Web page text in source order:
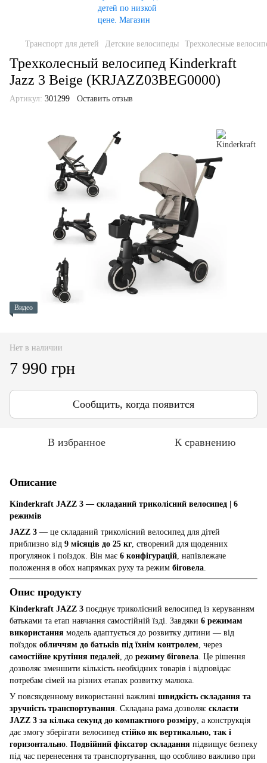
Транспорт для детей Детские велосипеды Трехколесные
Трехколесный велосипед Kinderkraft
Jazz 3 Beige (KRJAZZ03BEG0000)
Артикул: 301299 Оставить отзыв
Видео
Нет в наличии
7 990 грн
Сообщить, когда появится
В избранное К сравнению
Описание
Kinderkraft JAZZ 3 — складаний триколісний велосипед | 6
режимів
JAZZ 3 — це складаний триколісний велосипед для дітей
приблизно від 9 місяців до 25 кг , створений для щоденних
прогулянок і поїздок. Він має 6 конфігурацій , напівлежаче
положення в обох напрямках руху та режим біговела
Опис продукту
Kinderkraft JAZZ 3 поєднує триколісний велосипед із керуванням
батьками та етап навчання самостійній їзді. Завдяки 6 режимам
використання модель адаптується до розвитку дитини — від
поїздок обличчям до батьків під їхнім контролем, через
самостійне крутіння педалей, до режиму біговела. Це рішення
дозволяє зменшити кількість необхідних товарів і відповідає
потребам сімей на різних етапах розвитку малюка.
У повсякденному використанні важливі швидкість складання та
зручність транспортування. Складана рама дозволяє скласти
JAZZ 3 за кілька секунд до компактного розміру, а конструкція
дає змогу зберігати велосипед стійко як вертикально, так і
горизонтально. Подвійний фіксатор складання підвищує безпеку
під час перенесення та транспортування, що особливо важливо при